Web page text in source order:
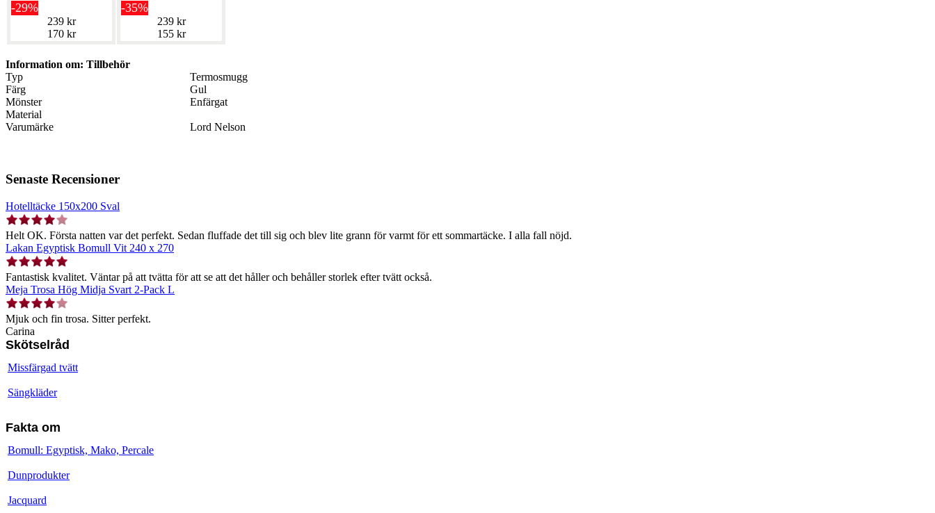
-29%
239 kr
170 kr
-35%
239 kr
155 kr
Information om: Tillbehör
Typ
Termosmugg
Färg
Gul
Mönster
Enfärgat
Material
Varumärke
Lord Nelson
Senaste Recensioner
Hotelltäcke 150x200 Sval
Helt OK. Första natten var det perfekt. Sedan fluffade det till sig och blev lite grann för varmt för ett sommartäcke. I alla fall nöjd.
Lakan Egyptisk Bomull Vit 240 x 270
Fantastisk kvalitet. Väntar på att tvätta för att se att det håller och behåller storlek efter tvätt också.
Meja Trosa Hög Midja Svart 2-Pack L
Mjuk och fin trosa. Sitter perfekt.
Carina
Skötselråd
Missfärgad tvätt
Sängkläder
Fakta om
Bomull: Egyptisk, Mako, Percale
Dunprodukter
Jacquard